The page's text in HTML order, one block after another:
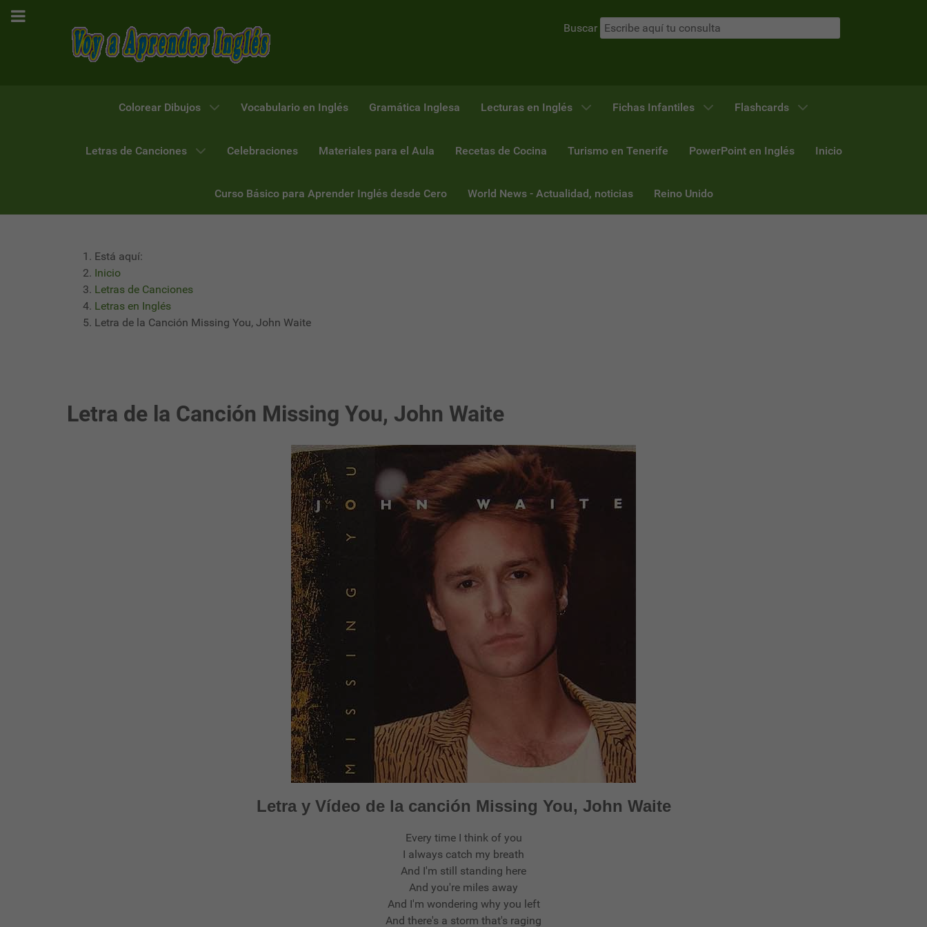
Buscar
Colorear Dibujos Vocabulario en Inglés Gramática Inglesa Lecturas en Inglés Fichas Infantiles Flashcards
Letras de Canciones Celebraciones Materiales para el Aula Recetas de Cocina Turismo en Tenerife PowerPoint en Inglés Inicio
Curso Básico para Aprender Inglés desde Cero World News - Actualidad, noticias Reino Unido
Está aquí:
Inicio
Letras de Canciones
Letras en Inglés
Letra de la Canción Missing You, John Waite
Letra de la Canción Missing You, John Waite
Letra y Vídeo de la canción Missing You, John Waite
Every time I think of you
I always catch my breath
And I'm still standing here
And you're miles away
And I'm wondering why you left
And there's a storm that's raging